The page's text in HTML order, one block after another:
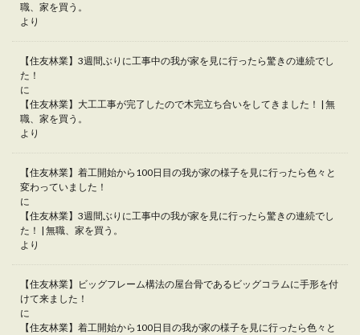
職、家を買う。
より
【住友林業】3週間ぶりに工事中の我が家を見に行ったら驚きの連続でし
た！
に
【住友林業】大工工事が完了したので木完立ち合いをしてきました！ | 無
職、家を買う。
より
【住友林業】着工開始から100日目の我が家の様子を見に行ったら色々と
変わっていました！
に
【住友林業】3週間ぶりに工事中の我が家を見に行ったら驚きの連続でし
た！ | 無職、家を買う。
より
【住友林業】ビッグフレーム構法の屋台骨であるビッグコラムに手形を付
けて来ました！
に
【住友林業】着工開始から100日目の我が家の様子を見に行ったら色々と